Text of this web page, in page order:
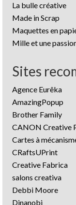
La bulle créative
Made in Scrap
Maquettes en
Mille et une
Sites
Agence Eurêka
AmazingPopup
Brother Family
CANON Creative
Cartes à
CRaftsUPrint
Creative Fabrica
salons creativa
Debbi Moore
Dinanobi